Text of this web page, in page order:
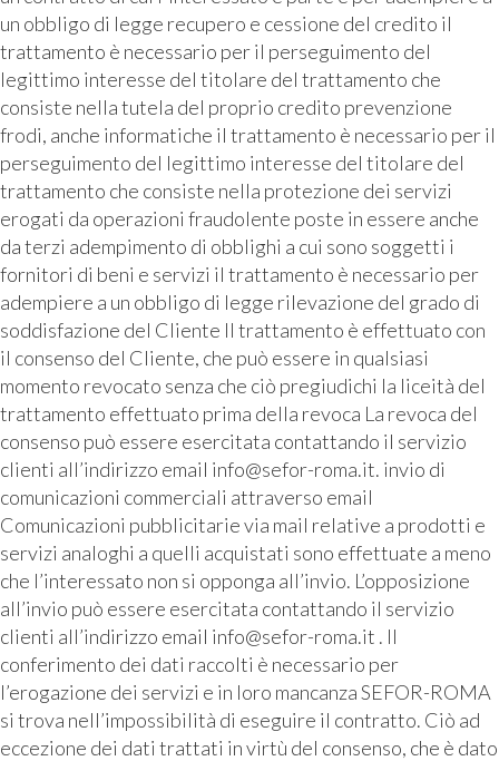
un obbligo di legge recupero e cessione del credito il
trattamento è necessario per il perseguimento del
legittimo interesse del titolare del trattamento che
consiste nella tutela del proprio credito prevenzione
frodi, anche informatiche il trattamento è necessario per il
perseguimento del legittimo interesse del titolare del
trattamento che consiste nella protezione dei servizi
erogati da operazioni fraudolente poste in essere anche
da terzi adempimento di obblighi a cui sono soggetti i
fornitori di beni e servizi il trattamento è necessario per
adempiere a un obbligo di legge rilevazione del grado di
soddisfazione del Cliente Il trattamento è effettuato con
il consenso del Cliente, che può essere in qualsiasi
momento revocato senza che ciò pregiudichi la liceità del
trattamento effettuato prima della revoca La revoca del
consenso può essere esercitata contattando il servizio
clienti all’indirizzo email info@sefor-roma.it. invio di
comunicazioni commerciali attraverso email
Comunicazioni pubblicitarie via mail relative a prodotti e
servizi analoghi a quelli acquistati sono effettuate a meno
che l’interessato non si opponga all’invio. L’opposizione
all’invio può essere esercitata contattando il servizio
clienti all’indirizzo email info@sefor-roma.it . Il
conferimento dei dati raccolti è necessario per
l’erogazione dei servizi e in loro mancanza SEFOR-ROMA
si trova nell’impossibilità di eseguire il contratto. Ciò ad
eccezione dei dati trattati in virtù del consenso, che è dato